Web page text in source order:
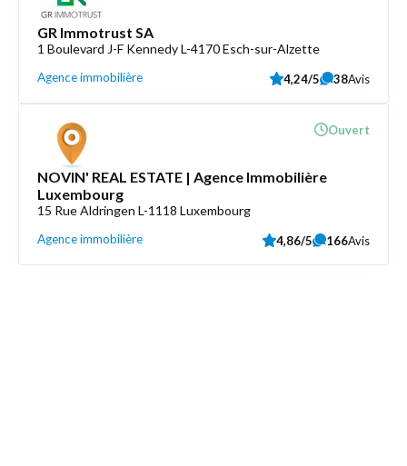
GR Immotrust SA
1 Boulevard J-F Kennedy L-4170 Esch-sur-Alzette
Agence immobilière 4,24/5 38Avis
NOVIN' REAL ESTATE | Agence Immobilière
Luxembourg
15 Rue Aldringen L-1118 Luxembourg
Agence immobilière
Ouvert
4,86/5 166Avis